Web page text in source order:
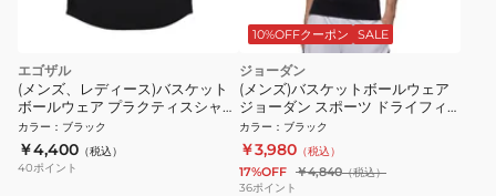
エゴザル
(メンズ、レディース)バスケット
ボールウェア プラクティスシャツ
マスキングロゴ ワンポイント Tシ
ャツ EZSS26UST021C001
カラー ： ブラック
￥4,400 （税込）
40ポイント
10%OFFクーポン SALE
ジョーダン
(メンズ)バスケットボールウェア
ジョーダン スポーツ ドライフィ
ット スリーブレス インナー タン
クトップ HV4101-010
カラー ： ブラック
￥3,980 （税込）
17%OFF ￥4,840（税込）
36ポイント